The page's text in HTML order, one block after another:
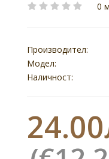
0
Производител:
Модел:
Наличност: